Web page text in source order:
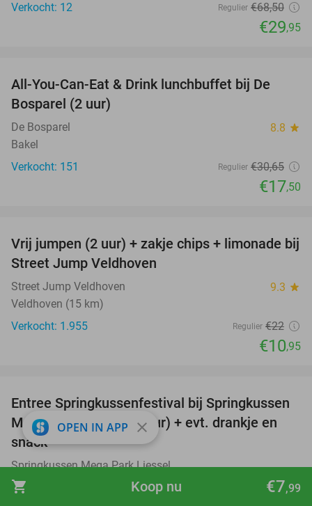
shopping_cart €7,99
Koop nu
Verkocht: 12
Regulier €68,50
€29,95
43%
All-You-Can-Eat & Drink lunchbuffet bij De
Bosparel (2 uur)
De Bosparel 8.8 star
Bakel
Verkocht: 151
Regulier €30,65
€17,50
50%
Vrij jumpen (2 uur) + zakje chips + limonade bij
Street Jump Veldhoven
Street Jump Veldhoven 9.3 star
Veldhoven (15 km)
Verkocht: 1.955
Regulier €22
€10,95
53%
Entree Springkussenfestival bij Springkussen
Mega Park Liessel (4 uur) + evt. drankje en
snack
Springkussen Mega Park Liessel
Liessel (12 km)
OPEN IN APP close